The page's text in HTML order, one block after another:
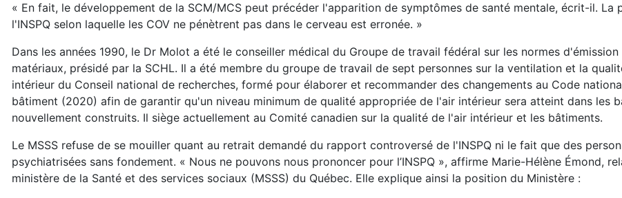
« En fait, le développement de la SCM/MCS peut précéder l'apparition de symptômes de santé mentale, écrit-il. La
l'INSPQ selon laquelle les COV ne pénètrent pas dans le cerveau est erronée. »
Dans les années 1990, le Dr Molot a été le conseiller médical du Groupe de travail fédéral sur les normes d'émission
matériaux, présidé par la SCHL. Il a été membre du groupe de travail de sept personnes sur la ventilation et la
intérieur du Conseil national de recherches, formé pour élaborer et recommander des changements au Code
bâtiment (2020) afin de garantir qu'un niveau minimum de qualité appropriée de l'air intérieur sera atteint dans les
nouvellement construits. Il siège actuellement au Comité canadien sur la qualité de l'air intérieur et les bâtiments.
Le MSSS refuse de se mouiller quant au retrait demandé du rapport controversé de l'INSPQ ni le fait que des
psychiatrisées sans fondement. « Nous ne pouvons nous prononcer pour l’INSPQ », affirme Marie-Hélène Émond,
ministère de la Santé et des services sociaux (MSSS) du Québec. Elle explique ainsi la position du Ministère :